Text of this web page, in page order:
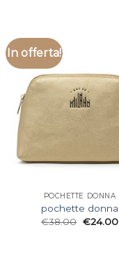
In offerta!
POCHETTE DONNA
pochette donna
€38.00 €24.00